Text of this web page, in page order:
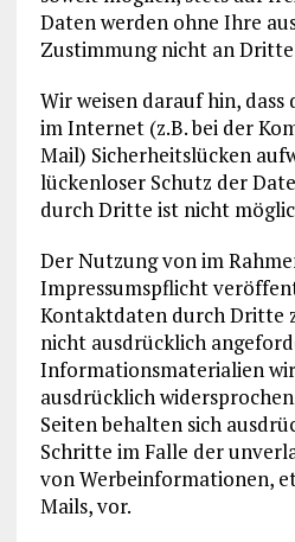
Daten werden ohne Ihre
Zustimmung nicht an
Wir weisen darauf hin,
im Internet (z.B. bei der
Mail) Sicherheitslücken
lückenloser Schutz der
durch Dritte ist nicht
Der Nutzung von im
Impressumspflicht
Kontaktdaten durch Dritte
nicht ausdrücklich
Informationsmaterialien
ausdrücklich
Seiten behalten sich
Schritte im Falle der
von Werbeinformationen,
Mails, vor.